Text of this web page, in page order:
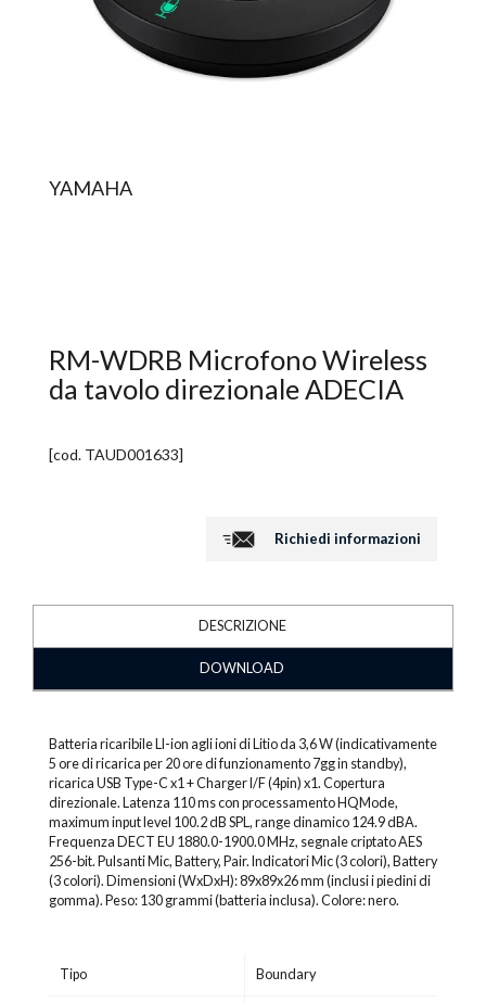
YAMAHA
RM-WDRB Microfono Wireless
da tavolo direzionale ADECIA
[cod. TAUD001633]
Richiedi informazioni
DESCRIZIONE
DOWNLOAD
Batteria ricaribile LI-ion agli ioni di Litio da 3,6 W (indicativamente
5 ore di ricarica per 20 ore di funzionamento 7gg in standby),
ricarica USB Type-C x1 + Charger I/F (4pin) x1. Copertura
direzionale. Latenza 110 ms con processamento HQMode,
maximum input level 100.2 dB SPL, range dinamico 124.9 dBA.
Frequenza DECT EU 1880.0-1900.0 MHz, segnale criptato AES
256-bit. Pulsanti Mic, Battery, Pair. Indicatori Mic (3 colori), Battery
(3 colori). Dimensioni (WxDxH): 89x89x26 mm (inclusi i piedini di
gomma). Peso: 130 grammi (batteria inclusa). Colore: nero.
Tipo Boundary